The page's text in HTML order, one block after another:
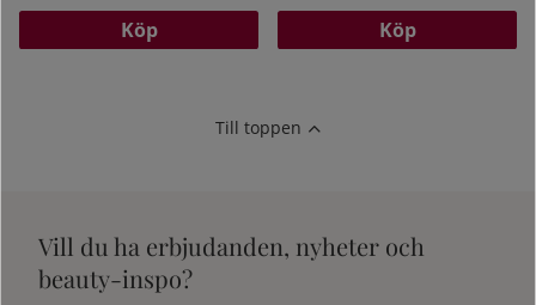
Köp Köp
Till toppen
Vill du ha erbjudanden, nyheter och
beauty-inspo?